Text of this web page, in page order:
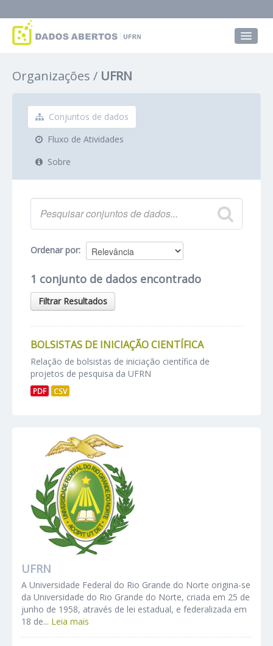
Grupos
Sobre
Organizações UFRN
Conjuntos de dados
Fluxo de Atividades
Sobre
Ordenar por
1 conjunto de dados encontrado
Filtrar Resultados
BOLSISTAS DE INICIAÇÃO CIENTÍFICA
Relação de bolsistas de iniciação científica de
projetos de pesquisa da UFRN
PDF CSV
UFRN
A Universidade Federal do Rio Grande do Norte origina-se
da Universidade do Rio Grande do Norte, criada em 25 de
junho de 1958, através de lei estadual, e federalizada em
18 de... Leia mais